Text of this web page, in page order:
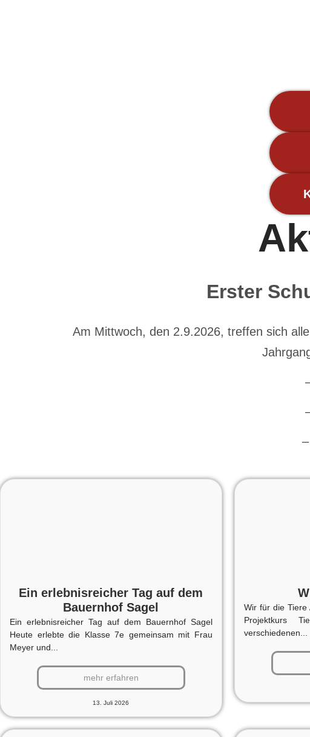
Erster
Am Mittwoch, den 2.9.2026, treffen sich
Ein erlebnisreicher Tag auf dem
Bauernhof Sagel
Ein erlebnisreicher Tag auf dem Bauernhof Sagel
Heute erlebte die Klasse 7e gemeinsam mit Frau
Meyer und...
mehr erfahren
13. Juli 2026
Wir für die
Projektkurs
verschiedenen...